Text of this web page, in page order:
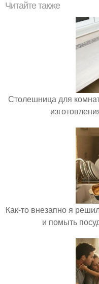
Читайте также
Столешница для
Как-то внезапно я
и помыть